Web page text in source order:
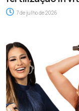
7 de julho de 2026